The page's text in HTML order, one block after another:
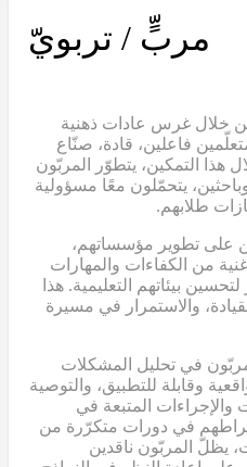
مربٍّ / تربويّ
من خلال غرس عادات ذهنية
فاعلين، قادة، صنّاع
هذا التمكين، يتطوّر المربّون
يتحمّلون معًا مسؤولية
طلابهم.
على تطوير مؤسساتهم،
من الكفاءات والمهارات
بيئاتهم التعليمية. هذا
والاستمرار في مسيرة
في تحليل المشكلات
وقابلة للتطبيق، والتوصية
والإجراءات المتبعة في
في دورات متكرّرة من
يظلّ المربّون ناقدين